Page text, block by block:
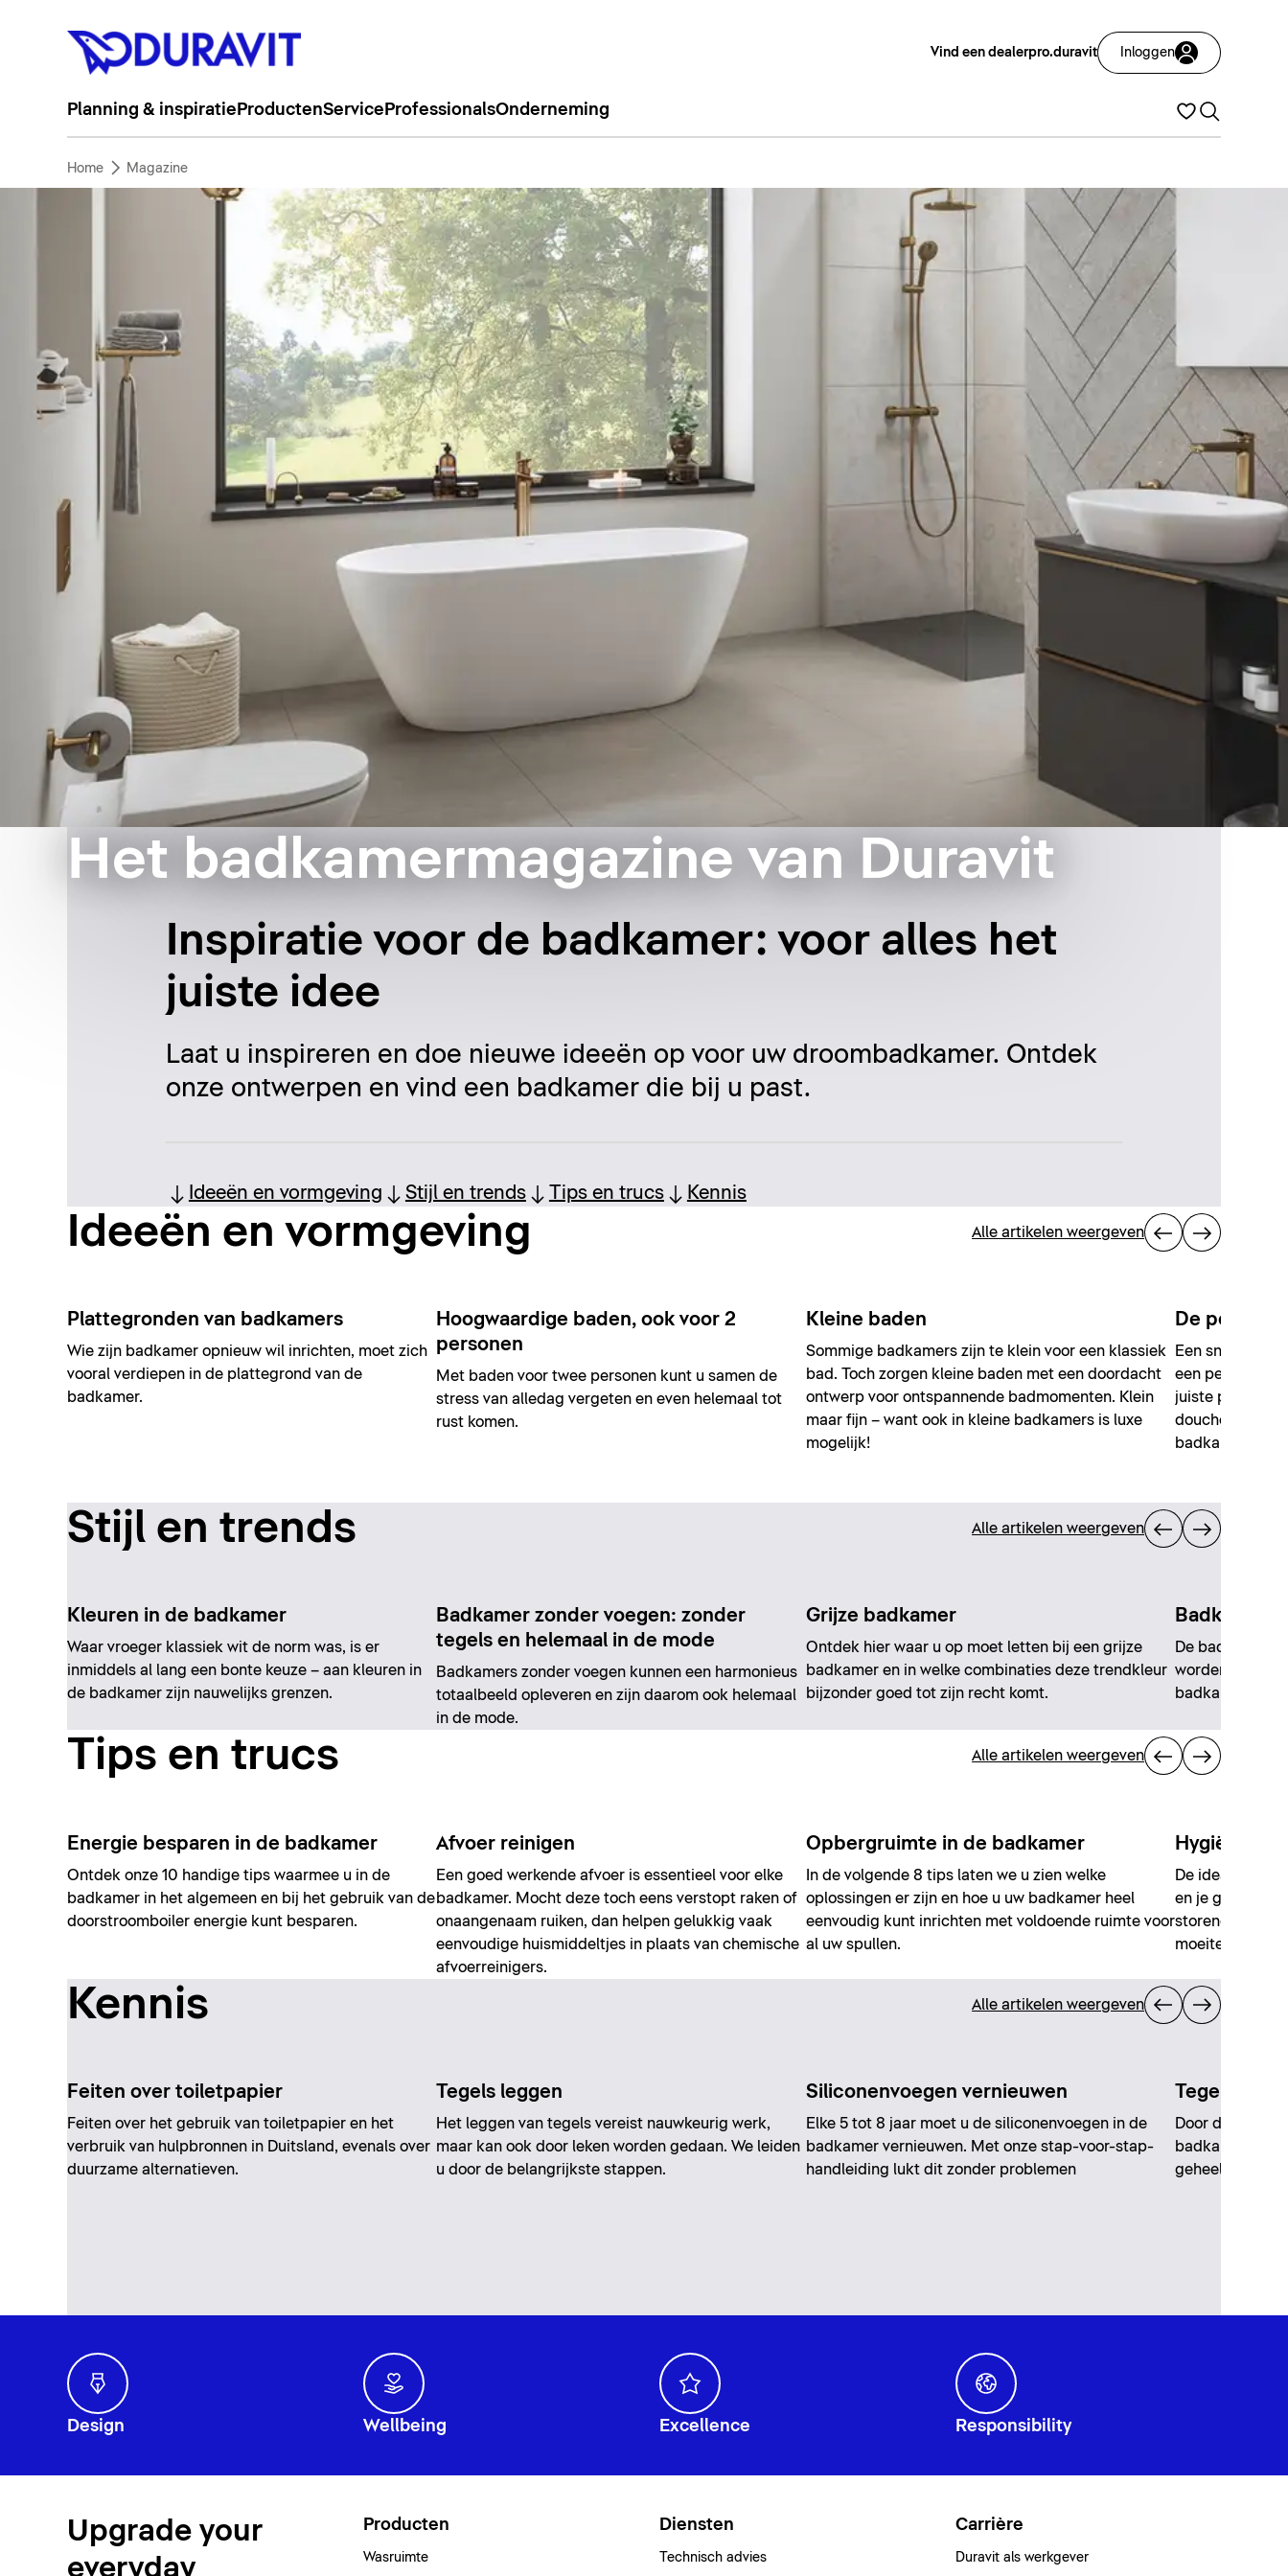
Vind een dealerpro.duravit Inloggen
Planning & inspiratie ProductenService ProfessionalsOnderneming
Home Magazine
Het badkamermagazine van Duravit
Inspiratie voor de badkamer: voor alles het
juiste idee
Laat u inspireren en doe nieuwe ideeën op voor uw droombadkamer. Ontdek
onze ontwerpen en vind een badkamer die bij u past.
Ideeën en vormgeving Stijl en trends Tips en trucs Kennis
Ideeën en vormgeving Alle artikelen weergeven
Plattegronden van badkamers
Wie zijn badkamer opnieuw wil inrichten, moet zich
vooral verdiepen in de plattegrond van de
badkamer.
Hoogwaardige baden, ook voor 2
personen
Met baden voor twee personen kunt u samen de
stress van alledag vergeten en even helemaal tot
rust komen.
Kleine baden
Sommige badkamers zijn te klein voor een klassiek
bad. Toch zorgen kleine baden met een doordacht
ontwerp voor ontspannende badmomenten. Klein
maar fijn – want ook in kleine badkamers is luxe
mogelijk!
De
Een snelle
een perfecte
juiste planning
doucheruimte
badkamer.
Stijl en trends Alle artikelen weergeven
Kleuren in de badkamer
Waar vroeger klassiek wit de norm was, is er
inmiddels al lang een bonte keuze – aan kleuren in
de badkamer zijn nauwelijks grenzen.
Badkamer zonder voegen: zonder
tegels en helemaal in de mode
Badkamers zonder voegen kunnen een harmonieus
totaalbeeld opleveren en zijn daarom ook helemaal
in de mode.
Grijze badkamer
Ontdek hier waar u op moet letten bij een grijze
badkamer en in welke combinaties deze trendkleur
bijzonder goed tot zijn recht komt.
Badkamer
De badkamer
wordende
badkamers.
Tips en trucs Alle artikelen weergeven
Energie besparen in de badkamer
Ontdek onze 10 handige tips waarmee u in de
badkamer in het algemeen en bij het gebruik van de
doorstroomboiler energie kunt besparen.
Afvoer reinigen
Een goed werkende afvoer is essentieel voor elke
badkamer. Mocht deze toch eens verstopt raken of
onaangenaam ruiken, dan helpen gelukkig vaak
eenvoudige huismiddeltjes in plaats van chemische
afvoerreinigers.
Opbergruimte in de badkamer
In de volgende 8 tips laten we u zien welke
oplossingen er zijn en hoe u uw badkamer heel
eenvoudig kunt inrichten met voldoende ruimte voor
al uw spullen.
Hygiëne in
De ideale
en je goed te
storend. Maar
moeite
Kennis Alle artikelen weergeven
Feiten over toiletpapier
Feiten over het gebruik van toiletpapier en het
verbruik van hulpbronnen in Duitsland, evenals over
duurzame alternatieven.
Tegels leggen
Het leggen van tegels vereist nauwkeurig werk,
maar kan ook door leken worden gedaan. We leiden
u door de belangrijkste stappen.
Siliconenvoegen vernieuwen
Elke 5 tot 8 jaar moet u de siliconenvoegen in de
badkamer vernieuwen. Met onze stap-voor-stap-
handleiding lukt dit zonder problemen
Tegels
Door de tegels
badkamers
geheel nieuwe
Design Wellbeing Excellence Responsibility
Upgrade your
everyday
Producten
Wasruimte
Diensten
Technisch advies
Carrière
Duravit als werkgever